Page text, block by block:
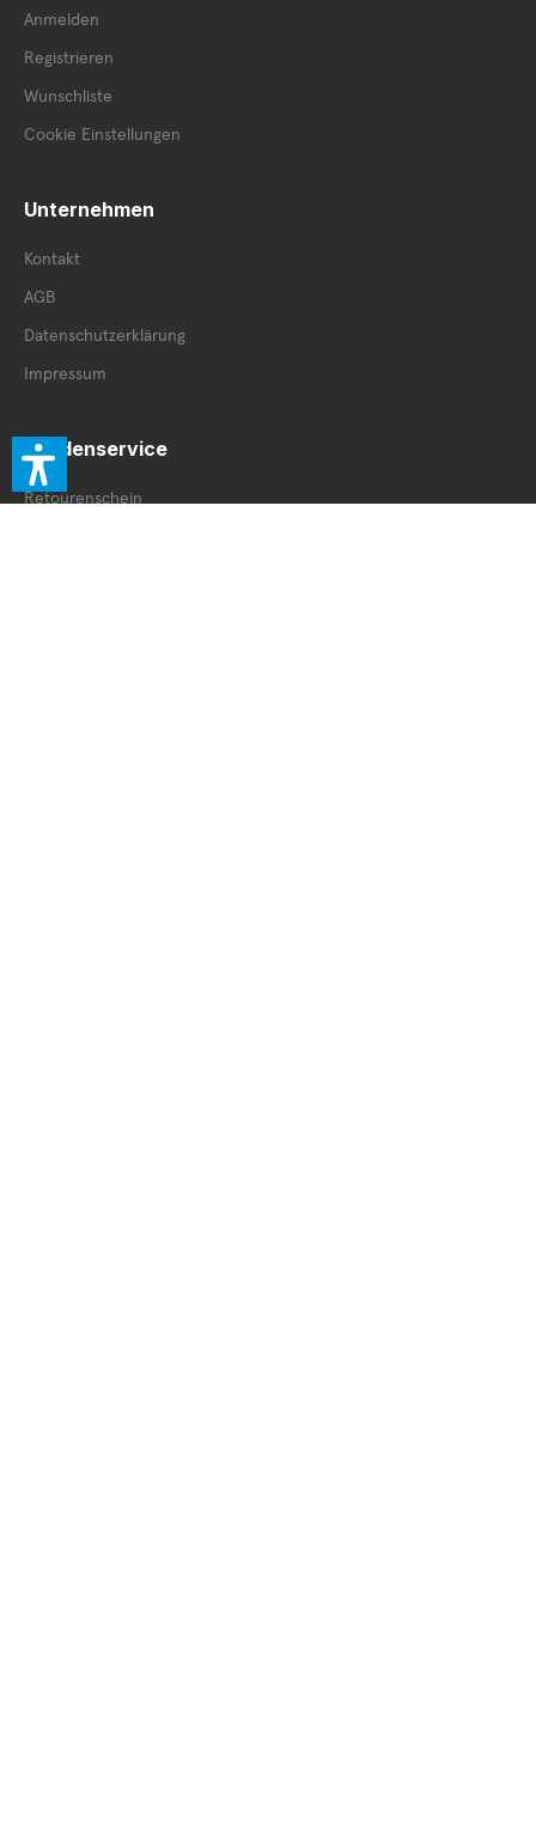
Anmelden
Registrieren
Wunschliste
Cookie Einstellungen
Unternehmen
Kontakt
AGB
Datenschutzerklärung
Impressum
Kundenservice
Retourenschein